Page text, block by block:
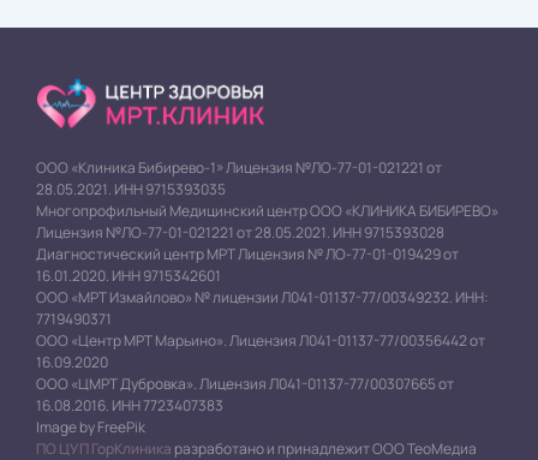
ООО «Клиника Бибирево-1» Лицензия №ЛО-77-01-021221 от
28.05.2021. ИНН 9715393035
Многопрофильный Медицинский центр ООО «КЛИНИКА БИБИРЕВО»
Лицензия №ЛО-77-01-021221 от 28.05.2021. ИНН 9715393028
Диагностический центр МРТ Лицензия № ЛО-77-01-019429 от
16.01.2020. ИНН 9715342601
ООО «МРТ Измайлово» № лицензии Л041-01137-77/00349232. ИНН:
7719490371
ООО «Центр МРТ Марьино». Лицензия Л041-01137-77/00356442 от
16.09.2020
ООО «ЦМРТ Дубровка». Лицензия Л041-01137-77/00307665 от
16.08.2016. ИНН 7723407383
Image by FreePik
ПО ЦУП ГорКлиника разработано и принадлежит ООО ТеоМедиа